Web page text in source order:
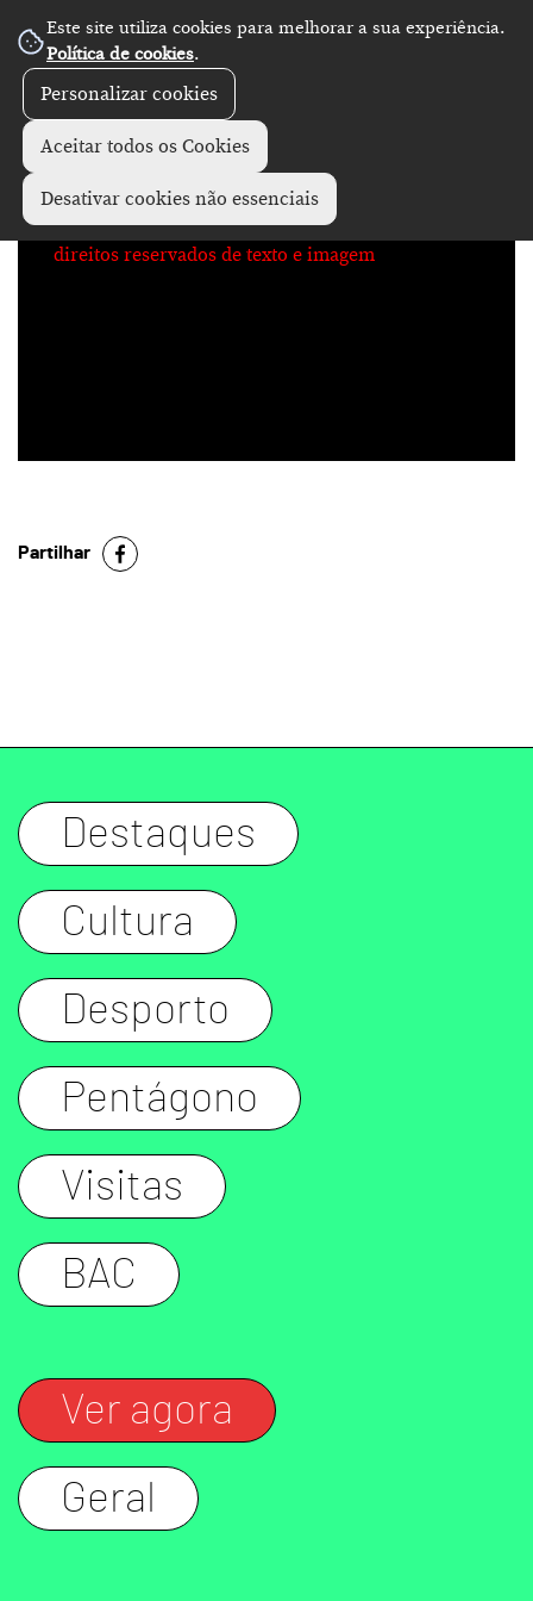
Este site utiliza cookies para melhorar a sua experiência.
Política de cookies.
Personalizar cookies
Aceitar todos os Cookies
Desativar cookies não essenciais
No Record
direitos reservados de texto e imagem
Partilhar
Destaques
Cultura
Desporto
Pentágono
Visitas
BAC
Ver agora
Geral